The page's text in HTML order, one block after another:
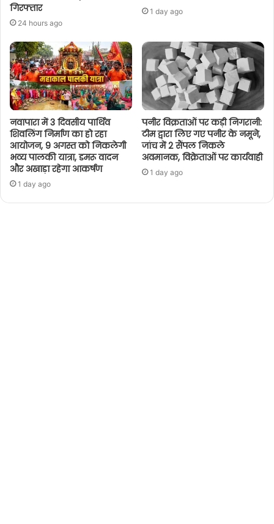
गिरफ्तार
24 hours ago
1 day ago
नवापारा में 3 दिवसीय पार्थिव
शिवलिंग निर्माण का हो रहा
आयोजन, 9 अगस्त को निकलेगी
भव्य पालकी यात्रा, डमरू वादन
और अखाड़ा रहेगा आकर्षण
1 day ago
पनीर विक्रताओं पर कड़ी निगरानी:
टीम द्वारा लिए गए पनीर के नमूने,
जांच में 2 सैंपल निकले
अवमानक, विक्रेताओं पर कार्यवाही
1 day ago